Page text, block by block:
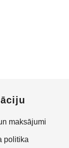
maksājumi
politika